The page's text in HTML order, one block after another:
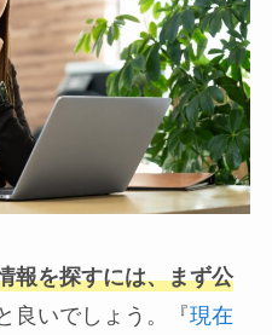
報を探すには、まず公
良いでしょう。『現在